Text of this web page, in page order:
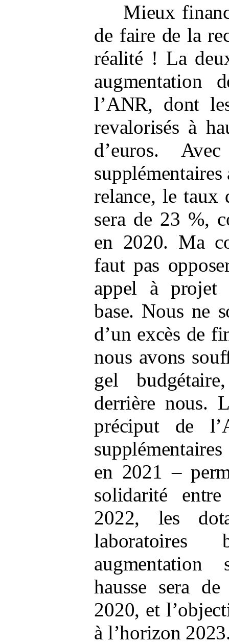
Mieux
de faire de la
réalité ! La
augmentation
l’ANR, dont
revalorisés à
d’euros.
relance, le taux
sera de 23 %,
en 2020. Ma
faut pas
appel à projet
base. Nous ne
d’un excès de
nous avons
gel
derrière nous.
préciput de
en 2021 –
solidarité
2022, les
laboratoires
augmentation
hausse sera
2020, et
à l’horizon